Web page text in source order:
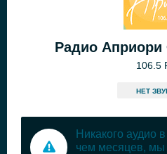
Радио
106.5
HЕТ
Никакого аудио
чем месяцев, мы